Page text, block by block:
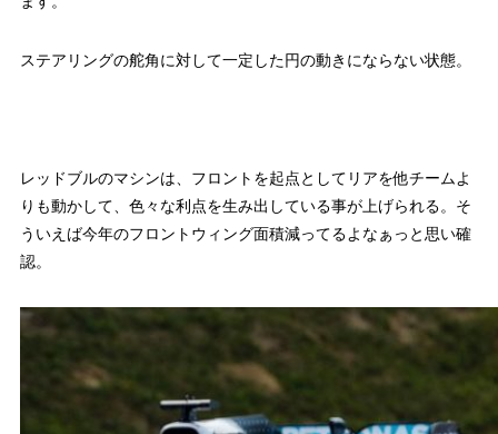
ステアリングの舵角に対して一定した円の動きにならない状態。
レッドブルのマシンは、フロントを起点としてリアを他チームよ
りも動かして、色々な利点を生み出している事が上げられる。そ
ういえば今年のフロントウィング面積減ってるよなぁっと思い確
認。